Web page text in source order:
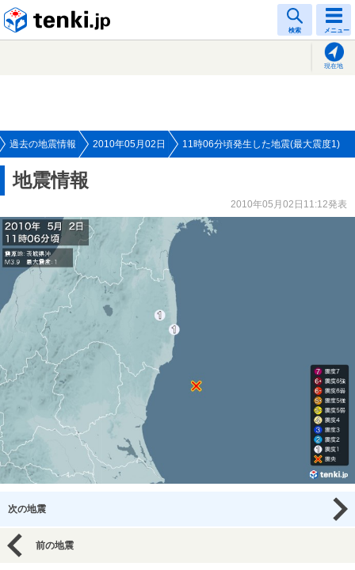
検索 メニュー
現在地
過去の地震情報 2010年05月02日 11時06分頃発生した地震(最大震度1)
地震情報
2010年05月02日11:12発表
次の地震
前の地震